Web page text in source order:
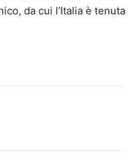
da cui l’Italia è tenuta